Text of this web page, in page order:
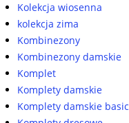
Kolekcja wiosenna
kolekcja zima
Kombinezony
Kombinezony damskie
Komplet
Komplety damskie
Komplety damskie basic